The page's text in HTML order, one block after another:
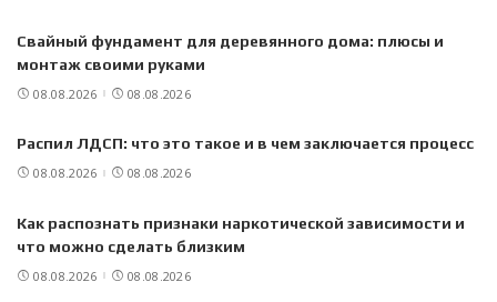
Свайный фундамент для деревянного дома: плюсы и
монтаж своими руками
08.08.2026 08.08.2026
Распил ЛДСП: что это такое и в чем заключается процесс
08.08.2026 08.08.2026
Как распознать признаки наркотической зависимости и
что можно сделать близким
08.08.2026 08.08.2026